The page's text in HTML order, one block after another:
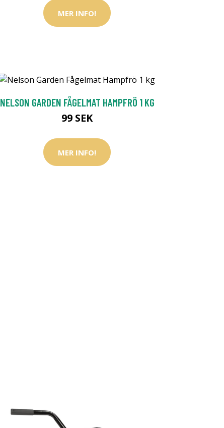
MER INFO!
NELSON GARDEN FÅGELMAT HAMPFRÖ 1 KG
99 SEK
MER INFO!